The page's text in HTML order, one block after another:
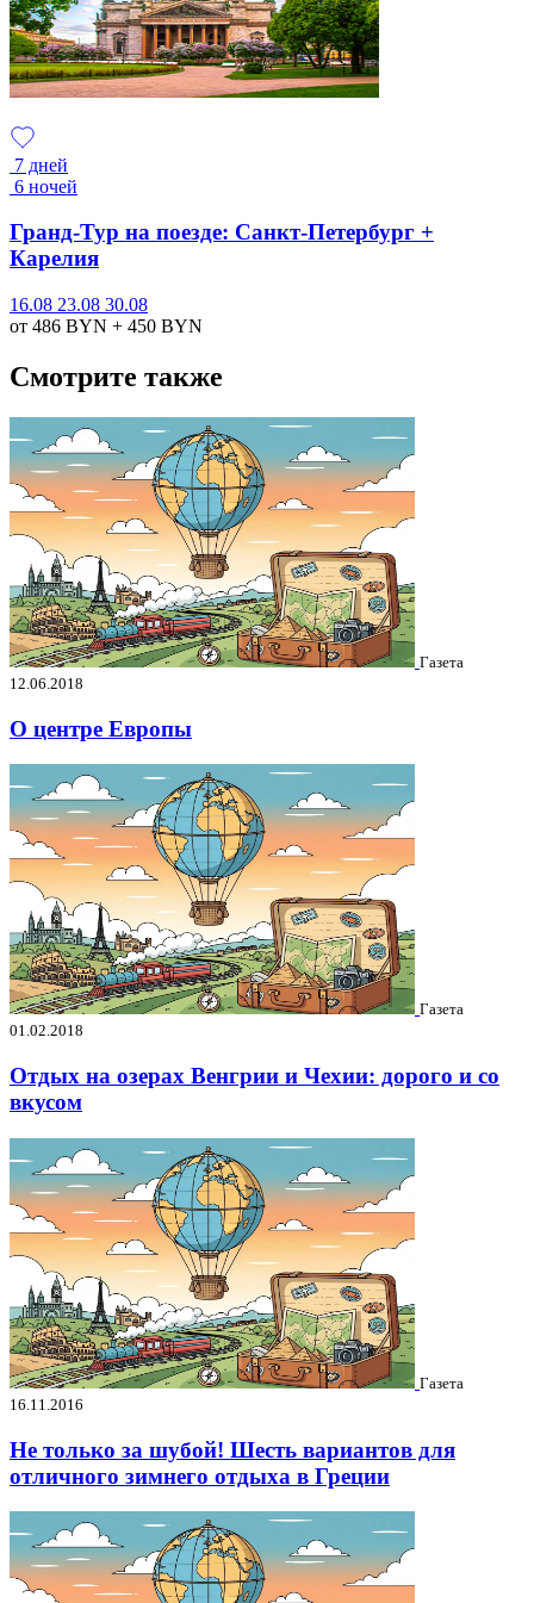
7 дней
6 ночей
Гранд-Тур на поезде: Санкт-Петербург +
Карелия
16.08 23.08 30.08
от 486 BYN + 450 BYN
Смотрите также
Газета
12.06.2018
О центре Европы
Газета
01.02.2018
Отдых на озерах Венгрии и Чехии: дорого и со
вкусом
Газета
16.11.2016
Не только за шубой! Шесть вариантов для
отличного зимнего отдыха в Греции